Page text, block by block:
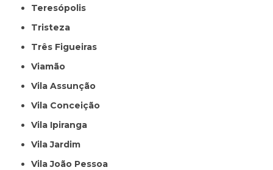
Teresópolis
Tristeza
Três Figueiras
Viamão
Vila Assunção
Vila Conceição
Vila Ipiranga
Vila Jardim
Vila João Pessoa